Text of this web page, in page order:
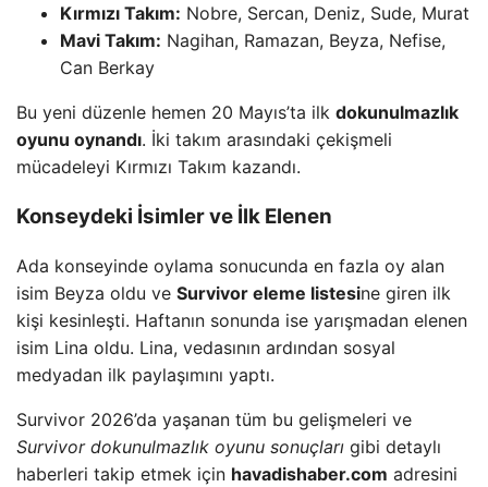
Kırmızı Takım: Nobre, Sercan, Deniz, Sude, Murat
Mavi Takım: Nagihan, Ramazan, Beyza, Nefise,
Can Berkay
Bu yeni düzenle hemen 20 Mayıs’ta ilk dokunulmazlık
oyunu oynandı. İki takım arasındaki çekişmeli
mücadeleyi Kırmızı Takım kazandı.
Konseydeki İsimler ve İlk Elenen
Ada konseyinde oylama sonucunda en fazla oy alan
isim Beyza oldu ve Survivor eleme listesine giren ilk
kişi kesinleşti. Haftanın sonunda ise yarışmadan elenen
isim Lina oldu. Lina, vedasının ardından sosyal
medyadan ilk paylaşımını yaptı.
Survivor 2026’da yaşanan tüm bu gelişmeleri ve
Survivor dokunulmazlık oyunu sonuçları gibi detaylı
haberleri takip etmek için havadishaber.com adresini